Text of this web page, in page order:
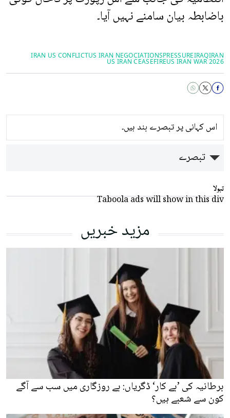
باضابطہ بیان سامنے نہیں آیا۔
IRAN
IRAQ
PRESSURE
US IRAN NEGOCIATIONS
IRAN US CONFLICT
US IRAN WAR 2026
US IRAN CEASEFIRE
اس کہانی پر تبصرے بند ہیں۔
تبصرے
تبولا
Taboola ads will show in this div
مزید خبریں
برطانیہ کی ’بے کار‘ ڈگریاں: بے روزگاری میں سب سے آگے
کون سے شعبے ہیں؟